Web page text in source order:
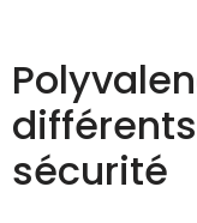
sécurité